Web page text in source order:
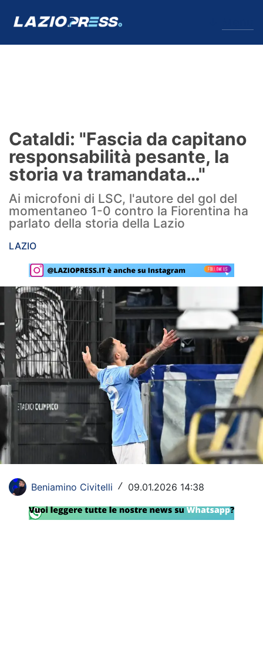
Formello
Infortuni
Primavera
Calciomercato
Lazio Women
Rassegna Lazio
Social
Calcio
Serie A
Champions League
Europa League
Altri Sport
Formula 1
Tennis
Vela
Cataldi: "Fascia da capitano
responsabilità pesante, la
storia va tramandata…"
Ai microfoni di LSC, l'autore del gol del
momentaneo 1-0 contro la Fiorentina ha
parlato della storia della Lazio
LAZIO
Beniamino Civitelli / 09.01.2026 14:38